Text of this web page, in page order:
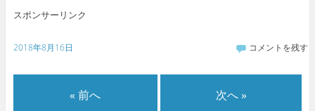
スポンサーリンク
2018年8月16日 コメントを残す
« 前へ 次へ »